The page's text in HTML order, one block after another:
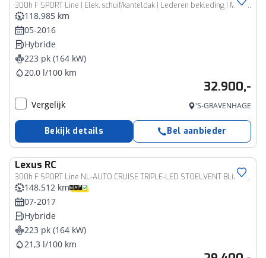
300h F SPORT Line | Elek. schuif/kanteldak | Lederen bekleding | Mark Levenson audiosystem |
118.985 km
05-2016
Hybride
223 pk (164 kW)
20,0 l/100 km
32.900,-
Vergelijk 'S-GRAVENHAGE
Bekijk details Bel aanbieder
Lexus RC
300h F SPORT Line NL-AUTO CRUISE TRIPLE-LED STOELVENT BLIND-SPOT 19" LM-VELGEN
148.512 km
07-2017
Hybride
223 pk (164 kW)
21,3 l/100 km